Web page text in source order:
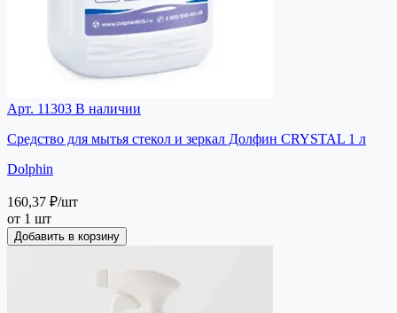
Арт. 11303 В наличии
Средство для мытья стекол и зеркал Долфин CRYSTAL 1 л
Dolphin
160,37 ₽/шт
от 1 шт
Добавить в корзину